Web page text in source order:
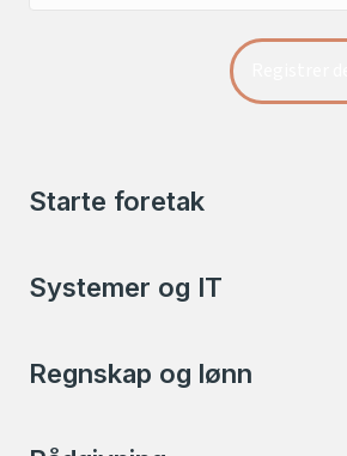
Starte foretak
Systemer og IT
Regnskap og lønn